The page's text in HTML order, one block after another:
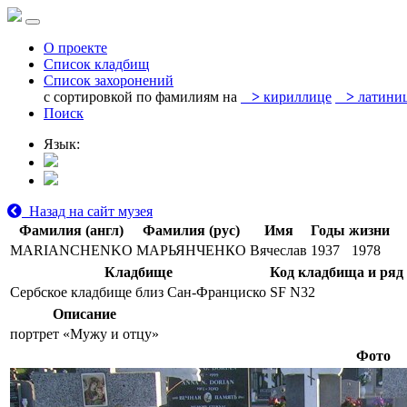
О проекте
Список кладбищ
Список захоронений
с сортировкой по фамилиям на
> кириллице >
Поиск
Язык:
Назад на сайт музея
Фамилия (англ)
Фамилия (рус) Имя
Годы жизни
MARIANCHENKO МАРЬЯНЧЕНКО Вячеслав 1937
1978
Кладбище
Код кладбища и ряд
Сербское кладбище близ Сан-Франциско SF N32
Описание
портрет «Мужу и отцу»
Фото